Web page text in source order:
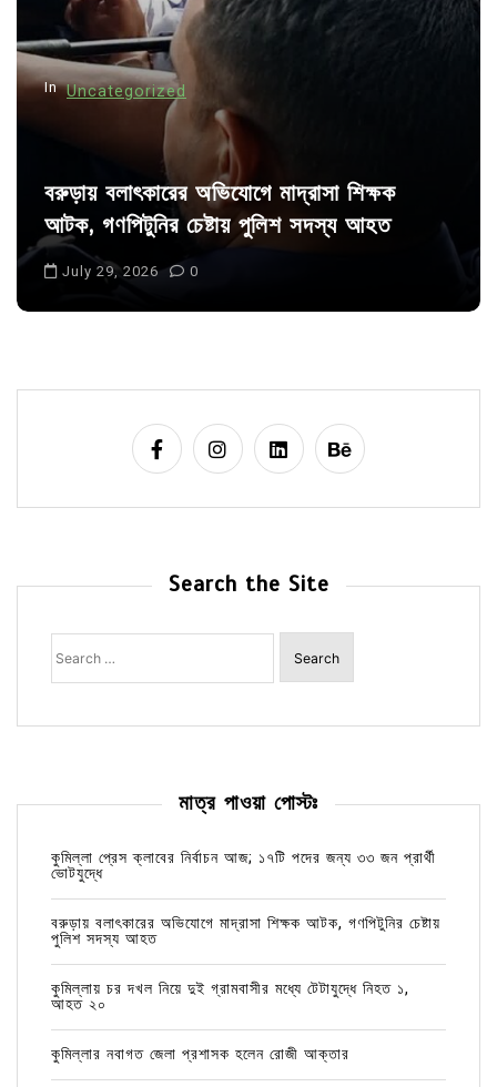
o
n
In Uncategorized
বরুড়ায় বলাৎকারের অভিযোগে মাদ্রাসা শিক্ষক
আটক, গণপিটুনির চেষ্টায় পুলিশ সদস্য আহত
July 29, 2026 0
Search the Site
Search
for:
মাত্র পাওয়া পোস্টঃ
কুমিল্লা প্রেস ক্লাবের নির্বাচন আজ; ১৭টি পদের জন্য ৩৩ জন প্রার্থী
ভোটযুদ্ধে
বরুড়ায় বলাৎকারের অভিযোগে মাদ্রাসা শিক্ষক আটক, গণপিটুনির চেষ্টায়
পুলিশ সদস্য আহত
কুমিল্লায় চর দখল নিয়ে দুই গ্রামবাসীর মধ্যে টেটাযুদ্ধে নিহত ১,
আহত ২০
কুমিল্লার নবাগত জেলা প্রশাসক হলেন রোজী আক্তার